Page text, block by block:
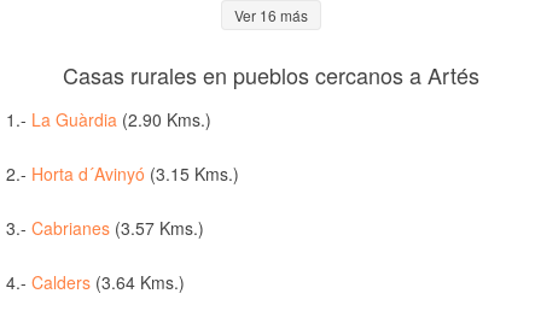
Ver 16 más
Casas rurales en pueblos cercanos a Artés
1.- La Guàrdia (2.90 Kms.)
2.- Horta d´Avinyó (3.15 Kms.)
3.- Cabrianes (3.57 Kms.)
4.- Calders (3.64 Kms.)